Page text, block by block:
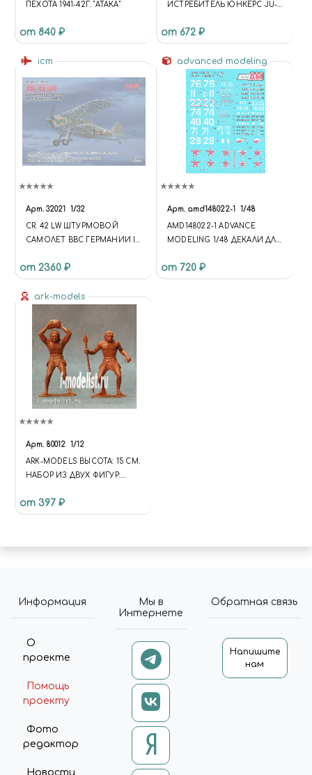
ПЕХОТА 1941-42Г. "АТАКА"
от 840 ₽
ИСТРЕБИТЕЛЬ ЮНКЕРС JU-
от 672 ₽
icm
Арт. 32021 1/32
CR. 42 LW ШТУРМОВОЙ
САМОЛЕТ ВВС ГЕРМАНИИ II
от 2360 ₽
advanced modeling
Арт. amd148022-1 1/48
AMD148022-1 ADVANCE
MODELING 1/48 ДЕКАЛИ ДЛЯ
АВИАЦИОННОЙ ГРУППЫ
ВКС РОССИИ В СИРИИ,
от 720 ₽
ark-models
Арт. 80012 1/12
ARK-MODELS ВЫСОТА: 15 СМ.
НАБОР ИЗ ДВУХ ФИГУР:
(СОБРАННЫЕ).
от 397 ₽
Информация
О
проекте
Помощь
проекту
Фото
редактор
Новости
Мы в
Интернете
Обратная связь
Напишите
нам